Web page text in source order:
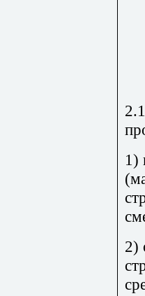
1)
2)